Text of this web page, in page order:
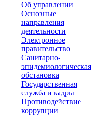
Об управлении
Основные
направления
деятельности
Электронное
правительство
Санитарно-
эпидемиологическая
обстановка
Государственная
служба и кадры
Противодействие
коррупции